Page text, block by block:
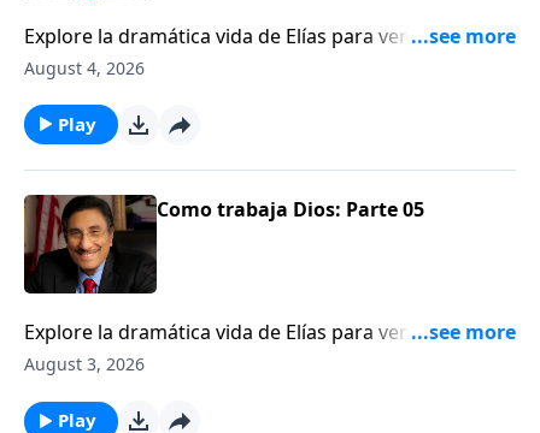
Explore la dramática vida de Elías para ver una
ilustración de cómo Dios trabaja detrás del velo.
August 4, 2026
Play
Como trabaja Dios: Parte 05
Explore la dramática vida de Elías para ver una
ilustración de cómo Dios trabaja detrás del velo.
August 3, 2026
Play